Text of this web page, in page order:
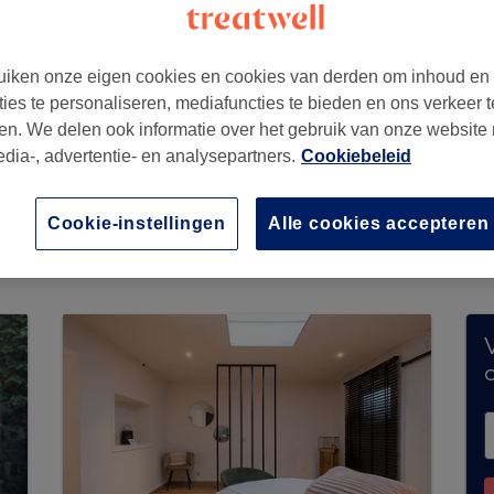
momenteel geen boekingen via
in jouw buurt te ontdekken. Je vindt er tal
onze eigen cookies en cookies van derden om inhoud en
te personaliseren, mediafuncties te bieden en ons verkeer
We delen ook informatie over het gebruik van onze website
, advertentie- en analysepartners. Cookiebeleid
Alle cookies accepteren
Cookie-instellingen